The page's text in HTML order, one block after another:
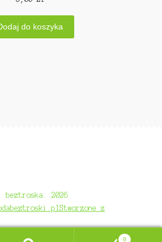
do koszyka
beztroska. 2026
Stworzone z
0